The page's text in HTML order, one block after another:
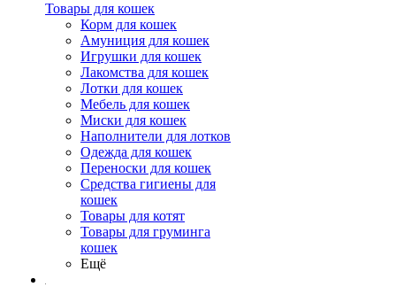
Товары для кошек
Корм для кошек
Амуниция для кошек
Игрушки для кошек
Лакомства для кошек
Лотки для кошек
Мебель для кошек
Миски для кошек
Наполнители для лотков
Одежда для кошек
Переноски для кошек
Средства гигиены для
кошек
Товары для котят
Товары для груминга
кошек
Ещё